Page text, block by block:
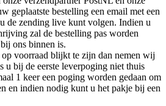
geplaatste bestelling een email met een
de zending live kunt volgen. Indien u
zal de bestelling pas worden
ons binnen is.
voorraad blijkt te zijn dan nemen wij
u bij de eerste leverpoging niet thuis
1 keer een poging worden gedaan om
en indien nodig kunt u het pakje bij een